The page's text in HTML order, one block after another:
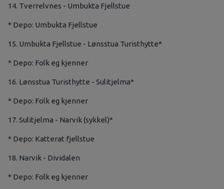
14. Tverrelvnes - Umbukta Fjellstue
* Depo: Umbukta Fjellstue
15. Umbukta Fjellstue - Lønsstua Turisthytte*
* Depo: Folk eg kjenner
16. Lønsstua Turisthytte - Sulitjelma*
* Depo: Folk eg kjenner
17. Sulitjelma - Narvik (sykkel)*
* Depo: Katterat fjellstue
18. Narvik - Dividalen
* Depo: Folk eg kjenner